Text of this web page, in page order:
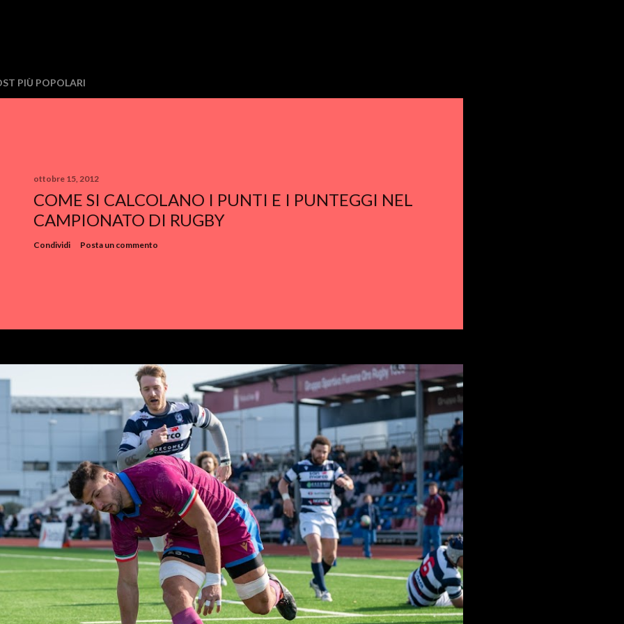
PIÙ POPOLARI
ottobre 15, 2012
COME SI CALCOLANO I PUNTI E I PUNTEGGI NEL
CAMPIONATO DI RUGBY
Condividi Posta un commento